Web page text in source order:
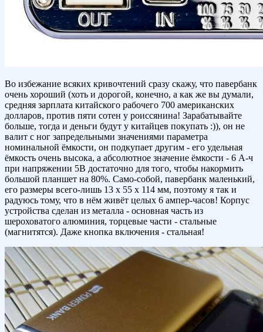
Во избежание всяких кривочтений сразу скажу, что павербанк
очень хороший (хоть и дорогой, конечно, а как же вы думали,
средняя зарплата китайского рабочего 700 американских
долларов, против пяти сотен у роиссянина! Зарабатывайте
больше, тогда и деньги будут у китайцев покупать :)), он не
валит с ног запредельными значениями параметра
номинальной ёмкости, он подкупает другим - его удельная
ёмкость очень высока, а абсолютное значение ёмкости - 6 А-ч
при напряжении 5В достаточно для того, чтобы накормить
большой планшет на 80%. Само-собой, павербанк маленький,
его размеры всего-лишь 13 х 55 х 114 мм, поэтому я так и
радуюсь тому, что в нём живёт целых 6 ампер-часов! Корпус
устройства сделан из металла - основная часть из
шероховатого алюминия, торцевые части - стальные
(магнитятся). Даже кнопка включения - стальная!